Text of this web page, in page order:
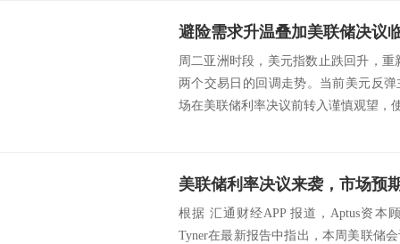
避险需求升温叠加美联储决议
周二亚洲时段，美元指数止跌回升，重
两个交易日的回调走势。当前美元反
场在美联储利率决议前转入谨慎观望，
美联储利率决议来袭，市场预
根据 汇通财经APP 报道，Aptus资本
Tyner在最新报告中指出，本周美联储